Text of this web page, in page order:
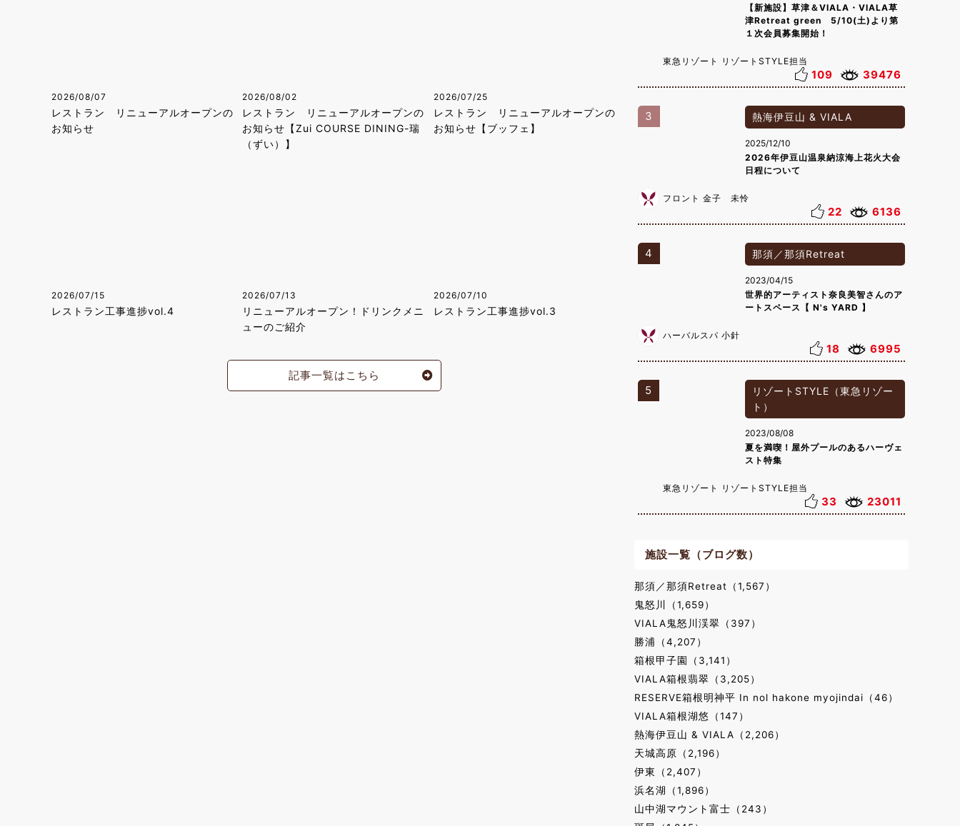
2026/08/07
レストラン リニューアルオープンの
お知らせ
2026/08/02
レストラン リニューアルオープンの
お知らせ【Zui COURSE DINING-瑞
（ずい）】
2026/07/25
レストラン リニューアルオープンの
お知らせ【ブッフェ】
2026/07/15
レストラン工事進捗vol.4
2026/07/13
リニューアルオープン！ドリンクメニ
ューのご紹介
2026/07/10
レストラン工事進捗vol.3
記事一覧はこちら
【新施設】草津＆VIALA・VIALA草
津Retreat green 5/10(土)より第
１次会員募集開始！
東急リゾート リゾートSTYLE担当
109 39476
3 熱海伊豆山 & VIALA
2025/12/10
2026年伊豆山温泉納涼海上花火大会
日程について
フロント 金子 未怜
22 6136
4 那須／那須Retreat
2023/04/15
世界的アーティスト奈良美智さんのア
ートスペース【 N's YARD 】
ハーバルスパ 小針
18 6995
5
リゾートSTYLE（東急リゾー
ト）
2023/08/08
夏を満喫！屋外プールのあるハーヴェ
スト特集
東急リゾート リゾートSTYLE担当
33 23011
施設一覧（ブログ数）
那須／那須Retreat（1,567）
鬼怒川（1,659）
VIALA鬼怒川渓翠（397）
勝浦（4,207）
箱根甲子園（3,141）
VIALA箱根翡翠（3,205）
RESERVE箱根明神平 In nol hakone myojindai（46）
VIALA箱根湖悠（147）
熱海伊豆山 & VIALA（2,206）
天城高原（2,196）
伊東（2,407）
浜名湖（1,896）
山中湖マウント富士（243）